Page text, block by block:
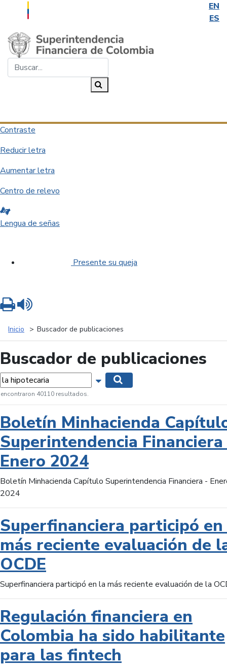
EN
ES
Saltar al contenido principal
Contraste
Reducir letra
Aumentar letra
Centro de relevo
Lengua de señas
Presente su queja
Inicio Buscador de publicaciones
Buscador de publicaciones
Mostrar opciones de búsqueda
encontraron 40110 resultados.
Boletín Minhacienda
Superintendencia
Enero 2024
Boletín Minhacienda Capítulo Superintendencia Financiera -
2024
Superfinanciera participó
más reciente evaluación de
OCDE
Superfinanciera participó en la más reciente evaluación de la
Regulación financiera en
Colombia ha sido habilitante
para las fintech
Imprimir